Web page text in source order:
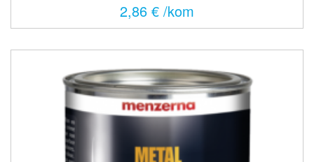
2,86 € /kom